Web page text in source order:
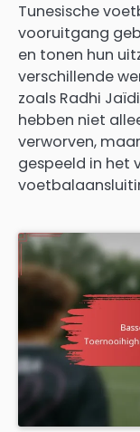
Tunesische
vooruitgang
en tonen hun
verschillende
zoals Radhi
hebben niet
verworven,
gespeeld in het